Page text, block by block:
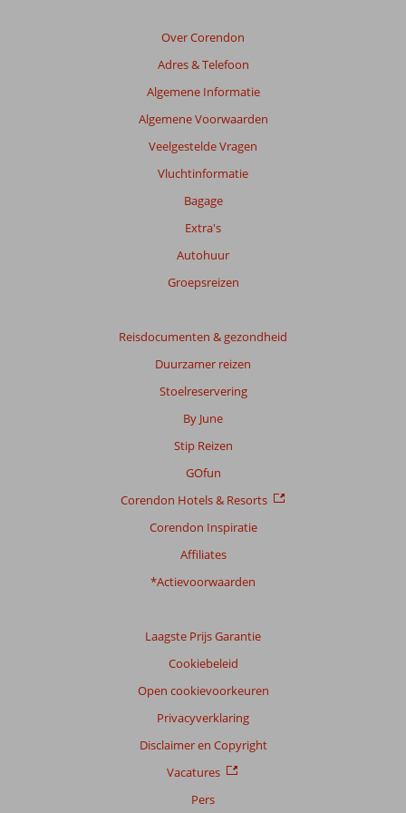
Over Corendon
Adres & Telefoon
Algemene Informatie
Algemene Voorwaarden
Veelgestelde Vragen
Vluchtinformatie
Bagage
Extra's
Autohuur
Groepsreizen
Reisdocumenten & gezondheid
Duurzamer reizen
Stoelreservering
By June
Stip Reizen
GOfun
Corendon Hotels & Resorts
Corendon Inspiratie
Affiliates
*Actievoorwaarden
Laagste Prijs Garantie
Cookiebeleid
Open cookievoorkeuren
Privacyverklaring
Disclaimer en Copyright
Vacatures
Pers